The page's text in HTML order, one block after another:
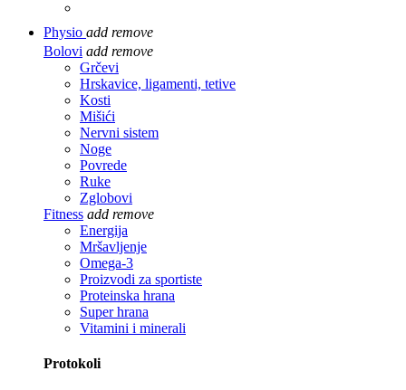
Physio add remove
Bolovi add remove
Grčevi
Hrskavice, ligamenti, tetive
Kosti
Mišići
Nervni sistem
Noge
Povrede
Ruke
Zglobovi
Fitness add remove
Energija
Mršavljenje
Omega-3
Proizvodi za sportiste
Proteinska hrana
Super hrana
Vitamini i minerali
Protokoli